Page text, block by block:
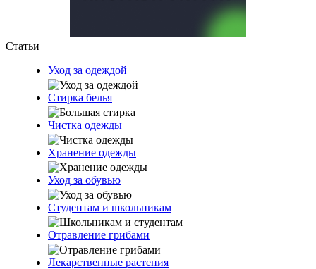
Статьи
Уход за одеждой
Стирка белья
Чистка одежды
Хранение одежды
Уход за обувью
Студентам и школьникам
Отравление грибами
Лекарственные растения